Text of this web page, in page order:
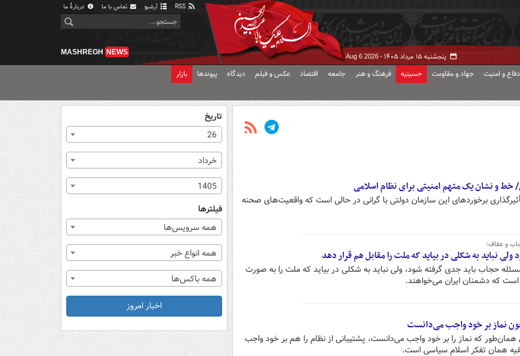
آرشیو تماس با ما دربارهٔ ما
پنجشنبه ۱۵ مرداد ۱۴۰۵ - Aug 6 2026
MASHREGH NEWS
دفاع و امنیت جهاد و مقاومت حسینیه فرهنگ و هنر جامعه اقتصاد عکس و فیلم دیدگاه پیوندها بازار
خط و نشان یک متهم امنیتی برای نظام اسلامی
برخوردهای این سازمان دولتی با گرانی در حالی است که واقعیت‌های صحنه
و عفاف؛
نباید به شکلی در بیاید که ملت را مقابل هم قرار دهد
حجاب باید جدی گرفته شود، ولی نباید به شکلی در بیاید که ملت را به صورت
که دشمنان ایران می‌خواهند.
نماز بر خود واجب می‌دانست
که نماز را بر خود واجب می‌دانست، پشتیبانی از نظام را هم بر خود واجب
همان تفکر اسلام سیاسی است.
تاریخ
26
خرداد
1405
فیلترها
همه سرویس‌ها
همه انواع خبر
همه باکس‌ها
اخبار امروز